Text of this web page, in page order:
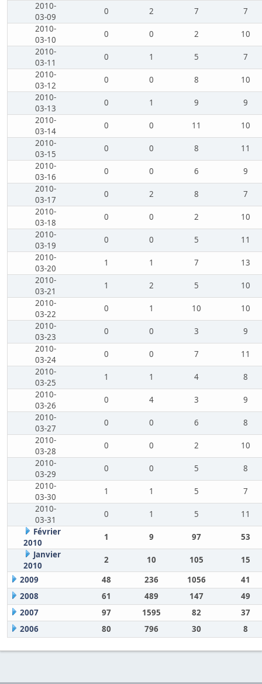
2010-
03-09
0 2 7
7
2010-
03-10
0 0 2
10
2010-
03-11
0 1 5
7
2010-
03-12
0 0 8
10
2010-
03-13
0 1 9
9
2010-
03-14
0 0 11
10
2010-
03-15
0 0 8
11
2010-
03-16
0 0 6
9
2010-
03-17
0 2 8
7
2010-
03-18
0 0 2
10
2010-
03-19
0 0 5
11
2010-
03-20
1 1 7
13
2010-
03-21
1 2 5
10
2010-
03-22
0 1 10
10
2010-
03-23
0 0 3
9
2010-
03-24
0 0 7
11
2010-
03-25
1 1 4
8
2010-
03-26
0 4 3
9
2010-
03-27
0 0 6
8
2010-
03-28
0 0 2
10
2010-
03-29
0 0 5
8
2010-
03-30
1 1 5
7
2010-
03-31
0 1 5
11
Février
2010
1 9 97
53
Janvier
2010
2 10 105
15
2009
48 236 1056
41
2008
61 489 147
49
2007
97 1595 82
37
2006
80 796 30 8